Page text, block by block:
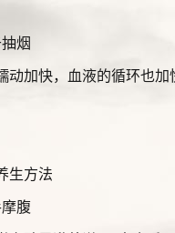
烟
动加快，血液的循环也
生方法
腹